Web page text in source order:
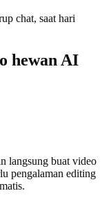
chat, saat hari
hewan AI
langsung buat video
pengalaman editing